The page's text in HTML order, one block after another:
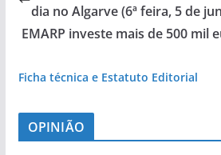
dia no Algarve (6ª feira, 5 de
EMARP investe mais de 500 mil
Ficha técnica e Estatuto Editorial
OPINIÃO